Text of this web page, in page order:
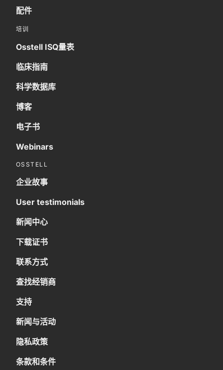
配件
培训
Osstell ISQ量表
临床指南
科学数据库
博客
电子书
Webinars
OSSTELL
企业故事
User testimonials
新闻中心
下载证书
联系方式
查找经销商
支持
新闻与活动
隐私政策
条款和条件